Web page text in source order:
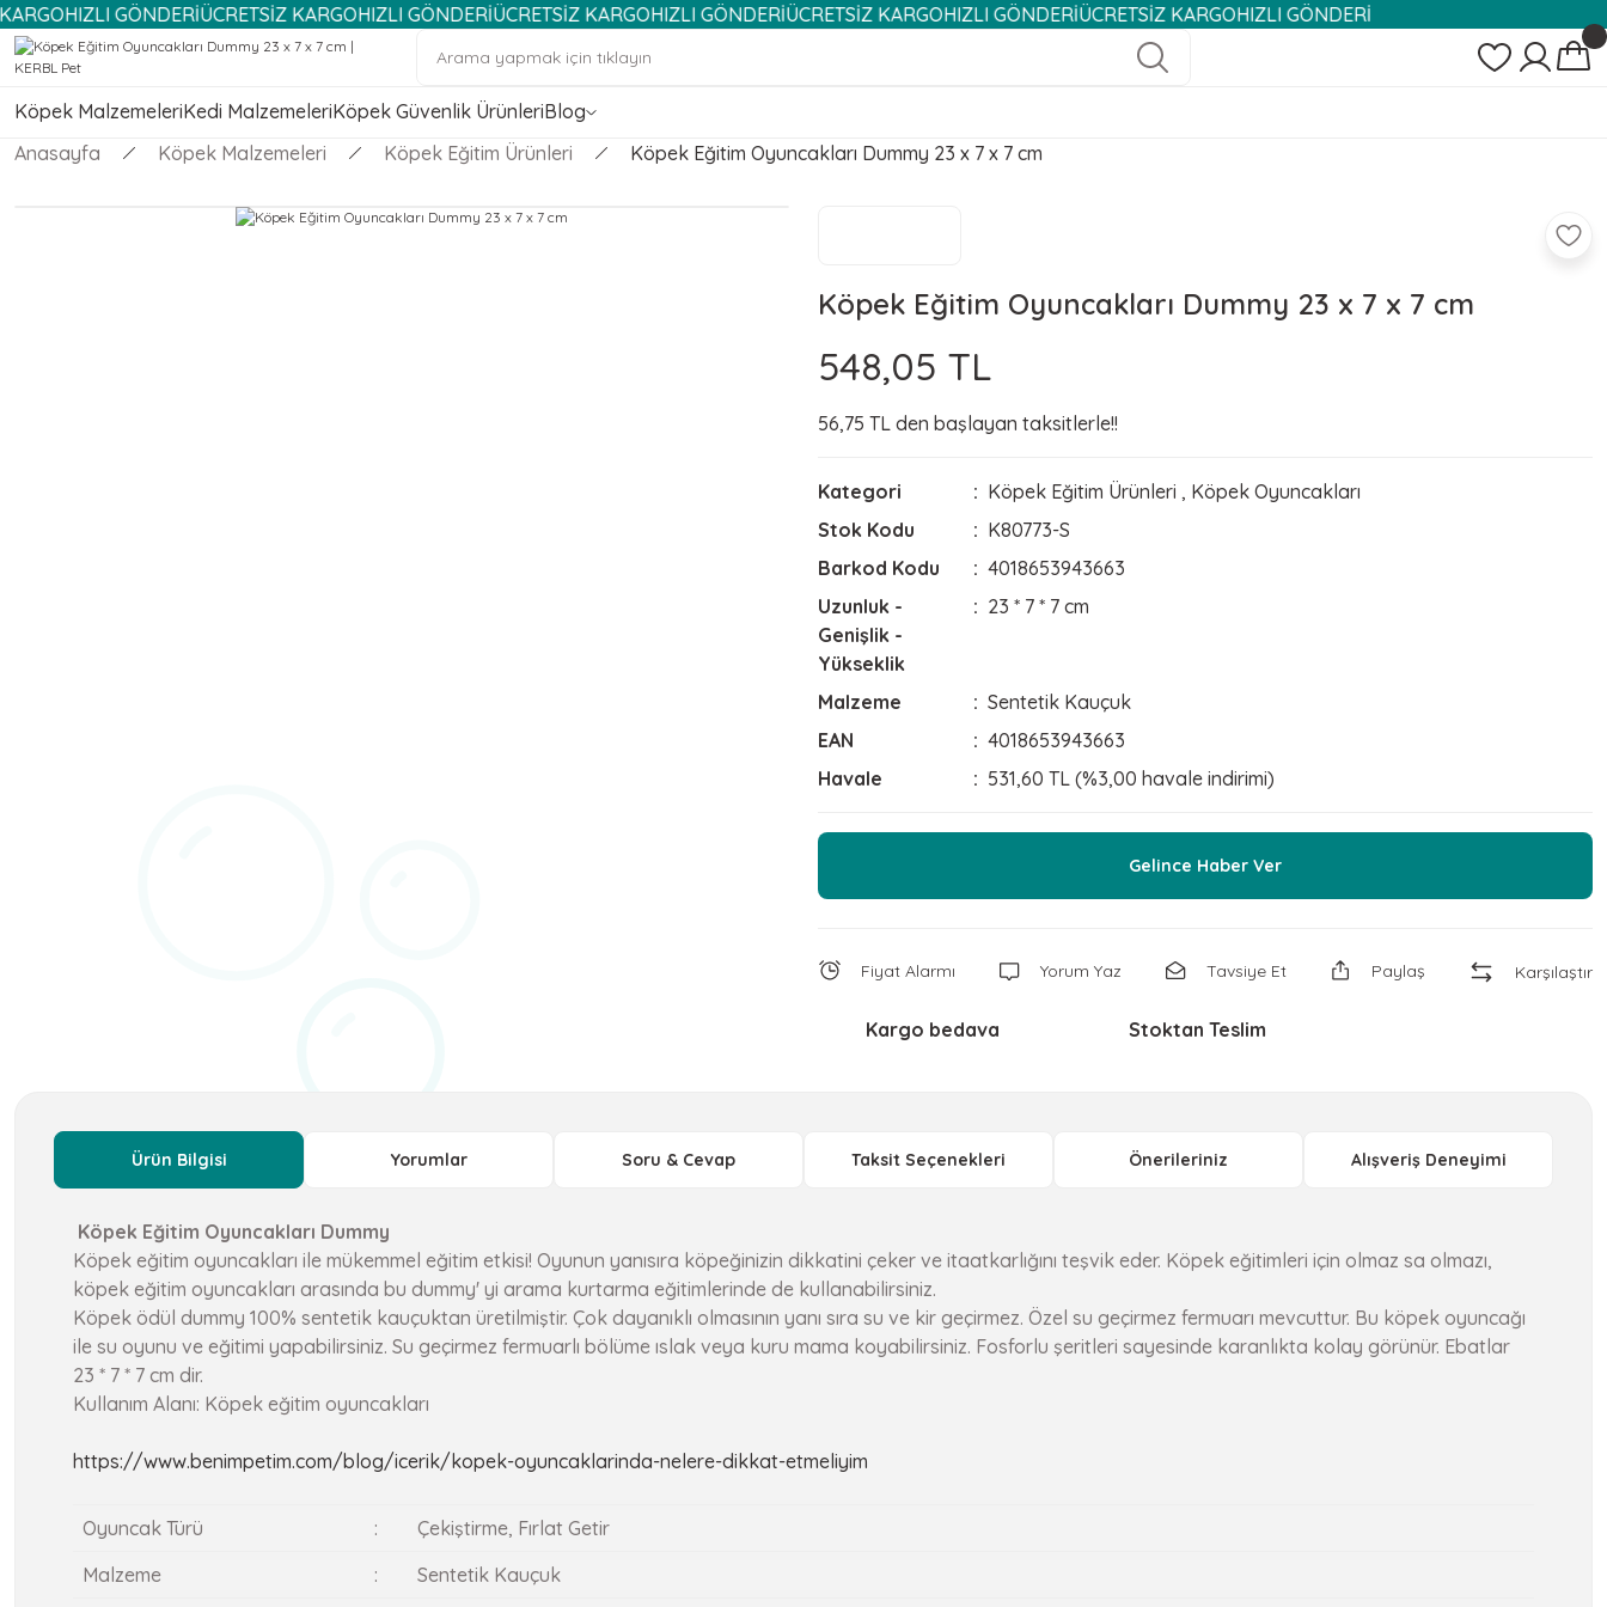
HIZLI GÖNDERİÜCRETSİZ KARGOHIZLI GÖNDERİÜCRETSİZ KARGOHIZLI GÖNDERİÜCRETSİZ KARGOHIZLI GÖNDERİÜCRETSİZ KARGOHIZLI GÖNDERİ
Köpek MalzemeleriKedi MalzemeleriKöpek Güvenlik ÜrünleriBlog
Anasayfa
Köpek Malzemeleri Köpek Eğitim Ürünleri Köpek Eğitim Oyuncakları Dummy 23 x 7 x 7 cm
Köpek Eğitim Oyuncakları Dummy 23 x 7 x 7 cm
548,05 TL
56,75 TL den başlayan taksitlerle!!
Kategori Köpek Eğitim Ürünleri , Köpek Oyuncakları
Stok Kodu
K80773-S
Barkod Kodu
4018653943663
Uzunluk -
Genişlik -
Yükseklik
23 * 7 * 7 cm
Malzeme
Sentetik Kauçuk
EAN
4018653943663
Havale
531,60 TL (%3,00 havale indirimi)
Gelince Haber Ver
Fiyat Alarmı Yorum Yaz Tavsiye Et Paylaş Karşılaştır
Kargo bedava Stoktan Teslim
Ürün Bilgisi Yorumlar Soru & Cevap Taksit Seçenekleri Önerileriniz Alışveriş Deneyimi
Köpek Eğitim Oyuncakları Dummy
Köpek eğitim oyuncakları ile mükemmel eğitim etkisi! Oyunun yanısıra köpeğinizin dikkatini çeker ve itaatkarlığını teşvik eder. Köpek eğitimleri için olmaz sa olmazı,
köpek eğitim oyuncakları arasında bu dummy' yi arama kurtarma eğitimlerinde de kullanabilirsiniz.
Köpek ödül dummy 100% sentetik kauçuktan üretilmiştir. Çok dayanıklı olmasının yanı sıra su ve kir geçirmez. Özel su geçirmez fermuarı mevcuttur. Bu köpek oyuncağı
ile su oyunu ve eğitimi yapabilirsiniz. Su geçirmez fermuarlı bölüme ıslak veya kuru mama koyabilirsiniz. Fosforlu şeritleri sayesinde karanlıkta kolay görünür. Ebatlar
23 * 7 * 7 cm dir.
Kullanım Alanı: Köpek eğitim oyuncakları
https://www.benimpetim.com/blog/icerik/kopek-oyuncaklarinda-nelere-dikkat-etmeliyim
Oyuncak Türü :
Çekiştirme, Fırlat Getir
Malzeme
:
Sentetik Kauçuk